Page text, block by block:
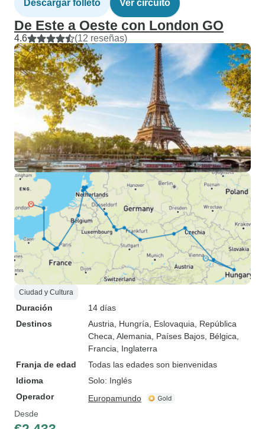
Descargar folleto Ver circuito
De Este a Oeste con London GO
4.6 (12 reseñas)
Ciudad y Cultura
Duración
14 días
Destinos
Austria , Hungría , Eslovaquia , República
Checa , Alemania , Países Bajos , Bélgica
Francia , Inglaterra
Franja de edad
Todas las edades son bienvenidas
Idioma
Solo: Inglés
Operador
Europamundo
Desde